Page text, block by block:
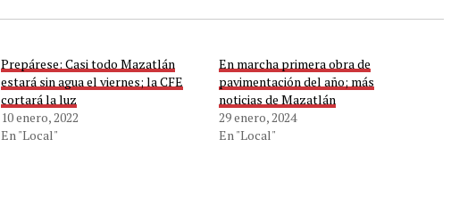
Prepárese: Casi todo Mazatlán
estará sin agua el viernes; la CFE
cortará la luz
10 enero, 2022
En "Local"
En marcha primera obra de
pavimentación del año; más
noticias de Mazatlán
29 enero, 2024
En "Local"